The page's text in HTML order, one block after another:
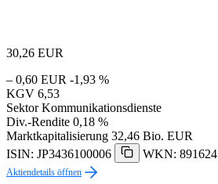
30,26 EUR
– 0,60 EUR -1,93 %
KGV 6,53
Sektor Kommunikationsdienste
Div.-Rendite 0,18 %
Marktkapitalisierung 32,46 Bio. EUR
ISIN: JP3436100006
WKN: 891624
Aktiendetails öffnen